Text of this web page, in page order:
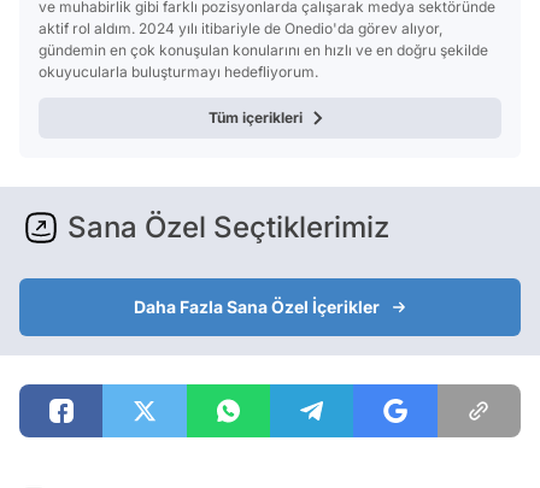
ve muhabirlik gibi farklı pozisyonlarda çalışarak medya sektöründe
aktif rol aldım. 2024 yılı itibariyle de Onedio'da görev alıyor,
gündemin en çok konuşulan konularını en hızlı ve en doğru şekilde
okuyucularla buluşturmayı hedefliyorum.
Tüm içerikleri
Sana Özel Seçtiklerimiz
Daha Fazla Sana Özel İçerikler